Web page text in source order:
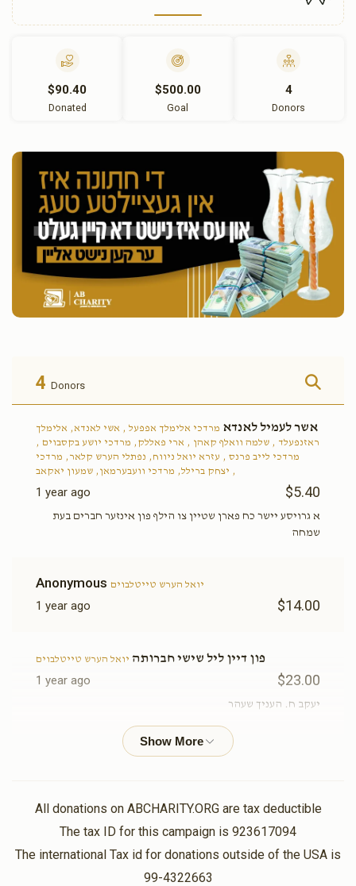
$90.40
Donated
$500.00
Goal
4
Donors
4 Donors
אשר לעמיל לאנדא מרדכי אלימלך אפפעל , אשי לאנדא, אלימלך
ראזנפעלד , שלמה וואלף קאהן , ארי פאללק, מרדכי יושע בקסבוים ,
מרדכי לייב פרנס , עזרא יואל ניווח, נפתלי הערש קלאר, מרדכי
יצחק ברילל, מרדכי וועבערמאן, שמעון יאקאב ,
1 year ago $5.40
א גרויסע יישר כח פארן שטיין צו הילף פון אינזער חברים בעת
שמחה
Anonymous יואל הערש טייטלבוים
1 year ago $14.00
פון דיין ליל שישי חברותה יואל הערש טייטלבוים
1 year ago $23.00
יעקב ח. העניך שעהר
ארי פרידריךיואל הערש טייטלבוים
All donations on ABCHARITY.ORG are tax deductible
The tax ID for this campaign is 923617094
The international Tax id for donations outside of the USA is
99-4322663